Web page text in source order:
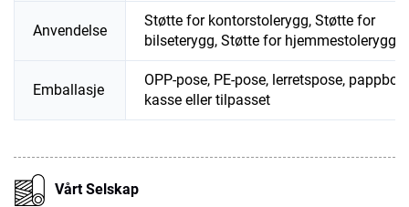
Anvendelse
Støtte for kontorstolerygg, Støtte for
bilseterygg, Støtte for hjemmestolerygg
Emballasje
OPP-pose, PE-pose, lerretspose,
kasse eller tilpasset
Vårt Selskap